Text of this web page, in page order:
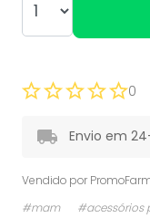
0
Envio em
Vendido por
#mam
#acessórios